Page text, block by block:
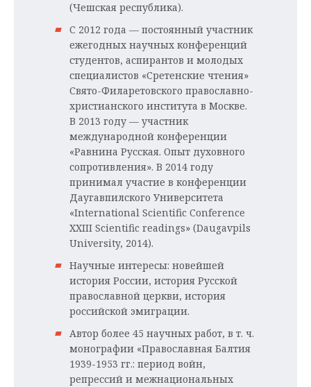
(Чешская республика).
С 2012 года — постоянный участник
ежегодных научных конференций
студентов, аспирантов и молодых
специалистов «Сретенские чтения»
Свято-Филаретовского православно-
христианского института в Москве.
В 2013 году — участник
международной конференции
«Равнина Русская. Опыт духовного
сопротивления». В 2014 году
принимал участие в конференции
Даугавпилского Университета
«International Scientific Conference
XXIII Scientific readings» (Daugavpils
University, 2014).
Научные интересы: новейшей
история России, история Русской
православной церкви, история
российской эмиграции.
Автор более 45 научных работ, в т. ч.
монографии «Православная Балтия
1939-1953 гг.: период войн,
репрессий и межнациональных